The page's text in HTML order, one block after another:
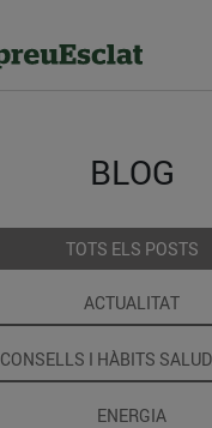
BLOG
TOTS ELS POSTS
ACTUALITAT
CONSELLS I HÀBITS
ENERGIA